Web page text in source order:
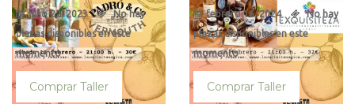
julio 22, 2023
No hay
plazas disponibles en este
momento
Comprar Taller
febrero 16, 2024
No hay
plazas disponibles en este
momento
Comprar Taller